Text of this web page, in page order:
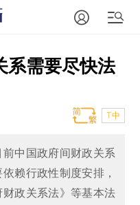
系需要尽快法
T中
中国政府间财政关系
赖行政性制度安排，
政关系法》等基本法